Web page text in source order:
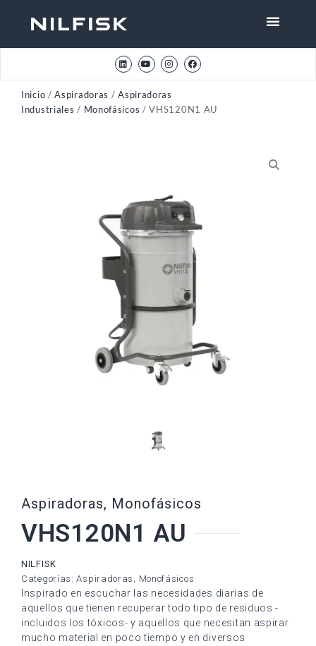
Inicio /Aspiradoras /Aspiradoras
Industriales / Monofásicos / VHS120N1 AU
Aspiradoras, Monofásicos
VHS120N1 AU
NILFISK
Categorías:Aspiradoras , Monofásicos
Inspirado en escuchar las necesidades diarias de
aquellos que tienen recuperar todo tipo de residuos -
incluidos los tóxicos- y aquellos que necesitan aspirar
mucho material en poco tiempo y en diversos